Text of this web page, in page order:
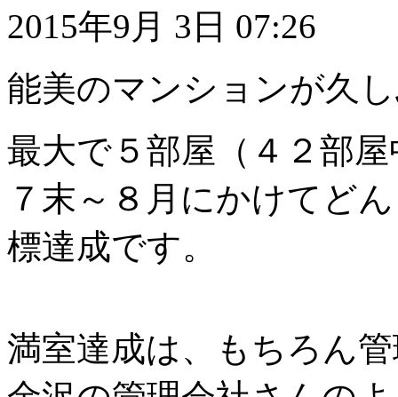
2015年9月 3日 07:26
能美のマンションが久
最大で５部屋（４２部
７末～８月にかけてど
標達成です。
満室達成は、もちろん